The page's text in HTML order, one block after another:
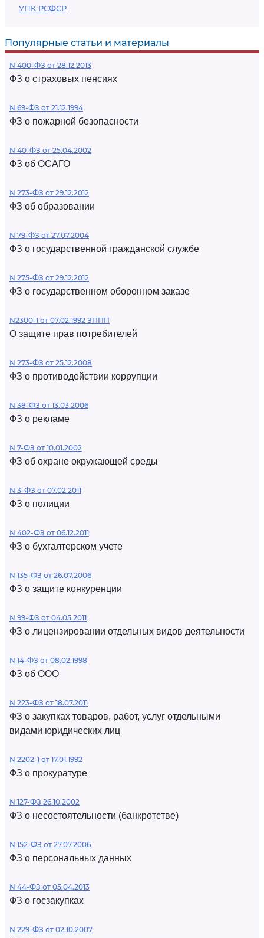
УПК РСФСР
Популярные статьи и материалы
N 400-ФЗ от 28.12.2013
ФЗ о страховых пенсиях
N 69-ФЗ от 21.12.1994
ФЗ о пожарной безопасности
N 40-ФЗ от 25.04.2002
ФЗ об ОСАГО
N 273-ФЗ от 29.12.2012
ФЗ об образовании
N 79-ФЗ от 27.07.2004
ФЗ о государственной гражданской службе
N 275-ФЗ от 29.12.2012
ФЗ о государственном оборонном заказе
N2300-1 от 07.02.1992 ЗППП
О защите прав потребителей
N 273-ФЗ от 25.12.2008
ФЗ о противодействии коррупции
N 38-ФЗ от 13.03.2006
ФЗ о рекламе
N 7-ФЗ от 10.01.2002
ФЗ об охране окружающей среды
N 3-ФЗ от 07.02.2011
ФЗ о полиции
N 402-ФЗ от 06.12.2011
ФЗ о бухгалтерском учете
N 135-ФЗ от 26.07.2006
ФЗ о защите конкуренции
N 99-ФЗ от 04.05.2011
ФЗ о лицензировании отдельных видов деятельности
N 14-ФЗ от 08.02.1998
ФЗ об ООО
N 223-ФЗ от 18.07.2011
ФЗ о закупках товаров, работ, услуг отдельными
видами юридических лиц
N 2202-1 от 17.01.1992
ФЗ о прокуратуре
N 127-ФЗ 26.10.2002
ФЗ о несостоятельности (банкротстве)
N 152-ФЗ от 27.07.2006
ФЗ о персональных данных
N 44-ФЗ от 05.04.2013
ФЗ о госзакупках
N 229-ФЗ от 02.10.2007